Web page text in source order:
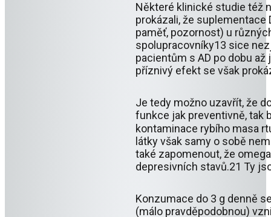
Některé klinické studie též
prokázali, že suplementace
paměť, pozornost) u
spolupracovníky13 sice
pacientům s AD po dobu
příznivý efekt se však
Je tedy možno uzavřít, že
funkce jak preventivně, tak
kontaminace rybího masa
látky však samy o sobě
také zapomenout, že
depresivních stavů.21 Ty
Konzumace do 3 g denně
(málo pravděpodobnou)